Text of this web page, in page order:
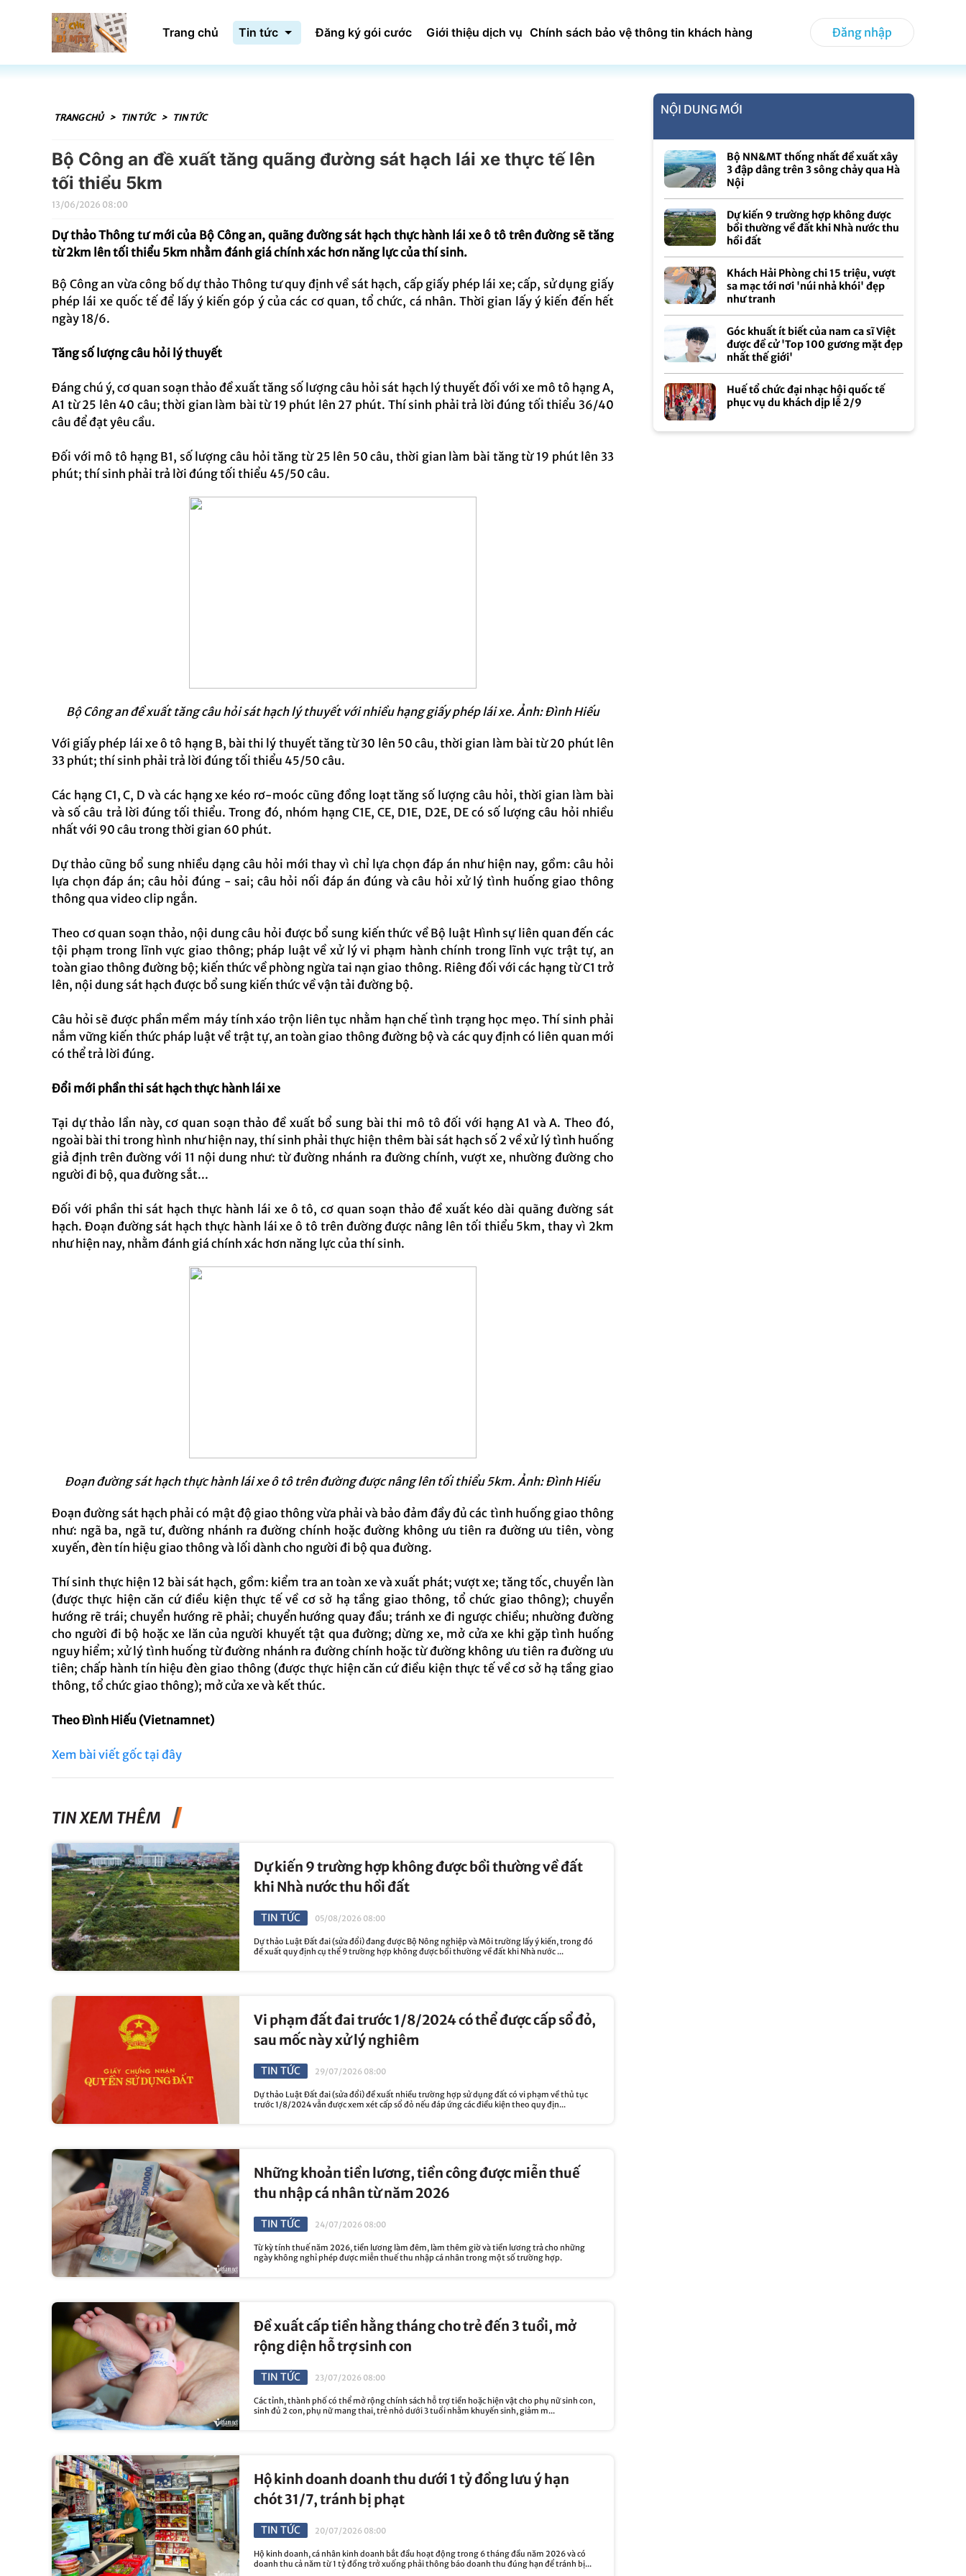
Trang chủ Tin tức Đăng ký gói cước Giới thiệu dịch vụ Chính sách bảo vệ thông tin khách hàng Đăng nhập
TRANG CHỦ > TIN TỨC > TIN TỨC
Bộ Công an đề xuất tăng quãng đường sát hạch lái xe thực tế lên
tối thiểu 5km
13/06/2026 08:00
Dự thảo Thông tư mới của Bộ Công an, quãng đường sát hạch thực hành lái xe ô tô trên đường sẽ tăng
từ 2km lên tối thiểu 5km nhằm đánh giá chính xác hơn năng lực của thí sinh.
Bộ Công an vừa công bố dự thảo Thông tư quy định về sát hạch, cấp giấy phép lái xe; cấp, sử dụng giấy
phép lái xe quốc tế để lấy ý kiến góp ý của các cơ quan, tổ chức, cá nhân. Thời gian lấy ý kiến đến hết
ngày 18/6.
Tăng số lượng câu hỏi lý thuyết
Đáng chú ý, cơ quan soạn thảo đề xuất tăng số lượng câu hỏi sát hạch lý thuyết đối với xe mô tô hạng A,
A1 từ 25 lên 40 câu; thời gian làm bài từ 19 phút lên 27 phút. Thí sinh phải trả lời đúng tối thiểu 36/40
câu để đạt yêu cầu.
Đối với mô tô hạng B1, số lượng câu hỏi tăng từ 25 lên 50 câu, thời gian làm bài tăng từ 19 phút lên 33
phút; thí sinh phải trả lời đúng tối thiểu 45/50 câu.
Bộ Công an đề xuất tăng câu hỏi sát hạch lý thuyết với nhiều hạng giấy phép lái xe. Ảnh: Đình Hiếu
Với giấy phép lái xe ô tô hạng B, bài thi lý thuyết tăng từ 30 lên 50 câu, thời gian làm bài từ 20 phút lên
33 phút; thí sinh phải trả lời đúng tối thiểu 45/50 câu.
Các hạng C1, C, D và các hạng xe kéo rơ-moóc cũng đồng loạt tăng số lượng câu hỏi, thời gian làm bài
và số câu trả lời đúng tối thiểu. Trong đó, nhóm hạng C1E, CE, D1E, D2E, DE có số lượng câu hỏi nhiều
nhất với 90 câu trong thời gian 60 phút.
Dự thảo cũng bổ sung nhiều dạng câu hỏi mới thay vì chỉ lựa chọn đáp án như hiện nay, gồm: câu hỏi
lựa chọn đáp án; câu hỏi đúng - sai; câu hỏi nối đáp án đúng và câu hỏi xử lý tình huống giao thông
thông qua video clip ngắn.
Theo cơ quan soạn thảo, nội dung câu hỏi được bổ sung kiến thức về Bộ luật Hình sự liên quan đến các
tội phạm trong lĩnh vực giao thông; pháp luật về xử lý vi phạm hành chính trong lĩnh vực trật tự, an
toàn giao thông đường bộ; kiến thức về phòng ngừa tai nạn giao thông. Riêng đối với các hạng từ C1 trở
lên, nội dung sát hạch được bổ sung kiến thức về vận tải đường bộ.
Câu hỏi sẽ được phần mềm máy tính xáo trộn liên tục nhằm hạn chế tình trạng học mẹo. Thí sinh phải
nắm vững kiến thức pháp luật về trật tự, an toàn giao thông đường bộ và các quy định có liên quan mới
có thể trả lời đúng.
Đổi mới phần thi sát hạch thực hành lái xe
Tại dự thảo lần này, cơ quan soạn thảo đề xuất bổ sung bài thi mô tô đối với hạng A1 và A. Theo đó,
ngoài bài thi trong hình như hiện nay, thí sinh phải thực hiện thêm bài sát hạch số 2 về xử lý tình huống
giả định trên đường với 11 nội dung như: từ đường nhánh ra đường chính, vượt xe, nhường đường cho
người đi bộ, qua đường sắt...
Đối với phần thi sát hạch thực hành lái xe ô tô, cơ quan soạn thảo đề xuất kéo dài quãng đường sát
hạch. Đoạn đường sát hạch thực hành lái xe ô tô trên đường được nâng lên tối thiểu 5km, thay vì 2km
như hiện nay, nhằm đánh giá chính xác hơn năng lực của thí sinh.
Đoạn đường sát hạch thực hành lái xe ô tô trên đường được nâng lên tối thiểu 5km. Ảnh: Đình Hiếu
Đoạn đường sát hạch phải có mật độ giao thông vừa phải và bảo đảm đầy đủ các tình huống giao thông
như: ngã ba, ngã tư, đường nhánh ra đường chính hoặc đường không ưu tiên ra đường ưu tiên, vòng
xuyến, đèn tín hiệu giao thông và lối dành cho người đi bộ qua đường.
Thí sinh thực hiện 12 bài sát hạch, gồm: kiểm tra an toàn xe và xuất phát; vượt xe; tăng tốc, chuyển làn
(được thực hiện căn cứ điều kiện thực tế về cơ sở hạ tầng giao thông, tổ chức giao thông); chuyển
hướng rẽ trái; chuyển hướng rẽ phải; chuyển hướng quay đầu; tránh xe đi ngược chiều; nhường đường
cho người đi bộ hoặc xe lăn của người khuyết tật qua đường; dừng xe, mở cửa xe khi gặp tình huống
nguy hiểm; xử lý tình huống từ đường nhánh ra đường chính hoặc từ đường không ưu tiên ra đường ưu
tiên; chấp hành tín hiệu đèn giao thông (được thực hiện căn cứ điều kiện thực tế về cơ sở hạ tầng giao
thông, tổ chức giao thông); mở cửa xe và kết thúc.
Theo Đình Hiếu (Vietnamnet)
Xem bài viết gốc tại đây
TIN XEM THÊM
Dự kiến 9 trường hợp không được bồi thường về đất
khi Nhà nước thu hồi đất
TIN TỨC 05/08/2026 08:00
Dự thảo Luật Đất đai (sửa đổi) đang được Bộ Nông nghiệp và Môi trường lấy ý kiến, trong đó
đề xuất quy định cụ thể 9 trường hợp không được bồi thường về đất khi Nhà nước ...
Vi phạm đất đai trước 1/8/2024 có thể được cấp sổ đỏ,
sau mốc này xử lý nghiêm
TIN TỨC 29/07/2026 08:00
Dự thảo Luật Đất đai (sửa đổi) đề xuất nhiều trường hợp sử dụng đất có vi phạm về thủ tục
trước 1/8/2024 vẫn được xem xét cấp sổ đỏ nếu đáp ứng các điều kiện theo quy địn...
Những khoản tiền lương, tiền công được miễn thuế
thu nhập cá nhân từ năm 2026
TIN TỨC 24/07/2026 08:00
Từ kỳ tính thuế năm 2026, tiền lương làm đêm, làm thêm giờ và tiền lương trả cho những
ngày không nghỉ phép được miễn thuế thu nhập cá nhân trong một số trường hợp.
Đề xuất cấp tiền hằng tháng cho trẻ đến 3 tuổi, mở
rộng diện hỗ trợ sinh con
TIN TỨC 23/07/2026 08:00
Các tỉnh, thành phố có thể mở rộng chính sách hỗ trợ tiền hoặc hiện vật cho phụ nữ sinh con,
sinh đủ 2 con, phụ nữ mang thai, trẻ nhỏ dưới 3 tuổi nhằm khuyến sinh, giảm m...
Hộ kinh doanh doanh thu dưới 1 tỷ đồng lưu ý hạn
chót 31/7, tránh bị phạt
TIN TỨC 20/07/2026 08:00
Hộ kinh doanh, cá nhân kinh doanh bắt đầu hoạt động trong 6 tháng đầu năm 2026 và có
doanh thu cả năm từ 1 tỷ đồng trở xuống phải thông báo doanh thu đúng hạn để tránh bị...
NỘI DUNG MỚI
Bộ NN&MT thống nhất đề xuất xây
3 đập dâng trên 3 sông chảy qua Hà
Nội
Dự kiến 9 trường hợp không được
bồi thường về đất khi Nhà nước thu
hồi đất
Khách Hải Phòng chi 15 triệu, vượt
sa mạc tới nơi 'núi nhả khói' đẹp
như tranh
Góc khuất ít biết của nam ca sĩ Việt
được đề cử 'Top 100 gương mặt đẹp
nhất thế giới'
Huế tổ chức đại nhạc hội quốc tế
phục vụ du khách dịp lễ 2/9